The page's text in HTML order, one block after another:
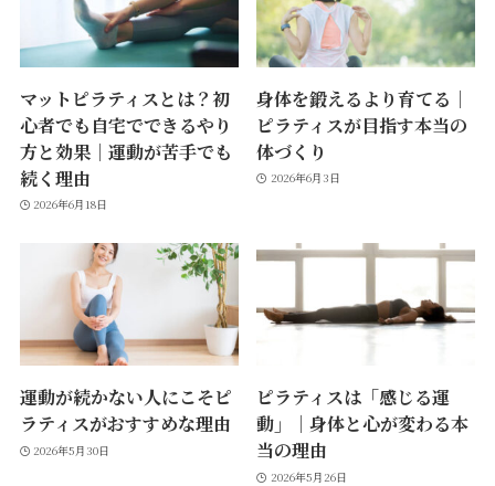
マットピラティスとは？初
心者でも自宅でできるやり
方と効果｜運動が苦手でも
続く理由
2026年6月18日
身体を鍛えるより育てる｜
ピラティスが目指す本当の
体づくり
2026年6月3日
運動が続かない人にこそピ
ラティスがおすすめな理由
2026年5月30日
ピラティスは「感じる運
動」｜身体と心が変わる本
当の理由
2026年5月26日